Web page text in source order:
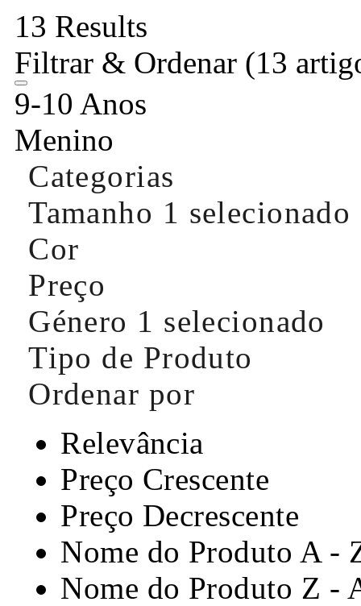
13 Results
Filtrar & Ordenar (13
9-10 Anos
Menino
Categorias
Tamanho 1 selecionado
Cor
Preço
Género 1 selecionado
Tipo de Produto
Ordenar por
Relevância
Preço Crescente
Preço Decrescente
Nome do Produto A -
Nome do Produto Z -